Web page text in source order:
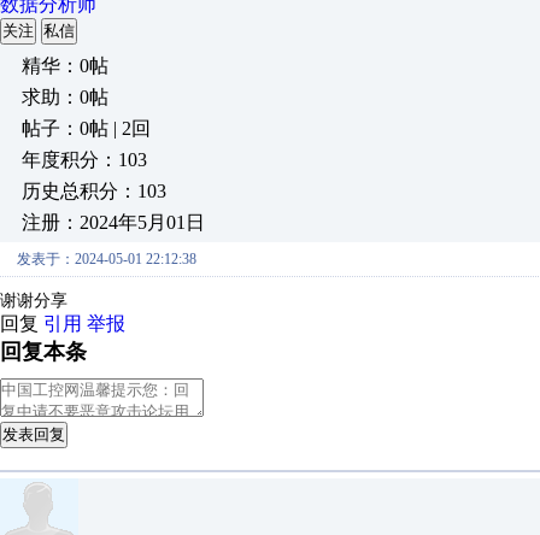
关注 私信
精华：0帖
求助：0帖
帖子：0帖 | 2回
年度积分：103
历史总积分：103
注册：2024年5月01日
发表于：2024-05-01 22:12:38
谢谢分享
回复 引用 举报
回复本条
发表回复